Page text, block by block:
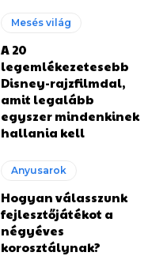
Mesés világ
A 20
legemlékezetesebb
Disney-rajzfilmdal,
amit legalább
egyszer mindenkinek
hallania kell
Anyusarok
Hogyan válasszunk
fejlesztőjátékot a
négyéves
korosztálynak?